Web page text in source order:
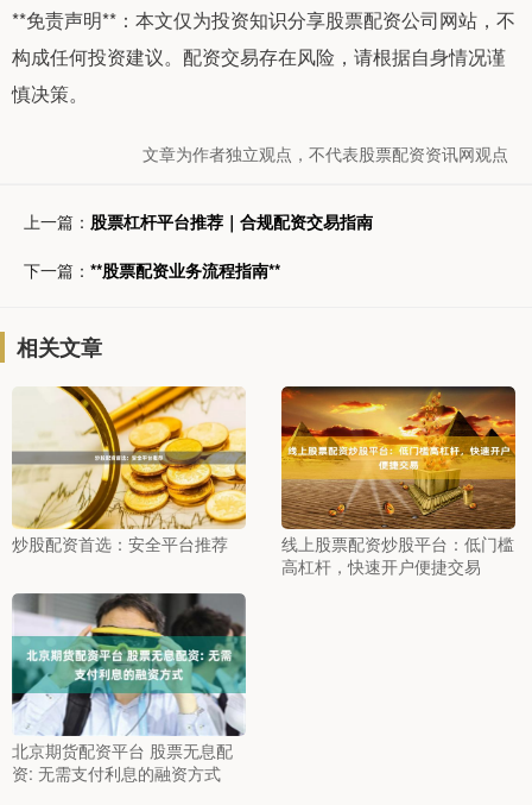
**免责声明**：本文仅为投资知识分享股票配资公司网站，不
构成任何投资建议。配资交易存在风险，请根据自身情况谨
慎决策。
文章为作者独立观点，不代表股票配资资讯网观点
上一篇： 股票杠杆平台推荐｜合规配资交易指南
下一篇： **股票配资业务流程指南**
相关文章
炒股配资首选：安全平台推荐
线上股票配资炒股平台：低门槛
高杠杆，快速开户便捷交易
北京期货配资平台 股票无息配
资: 无需支付利息的融资方式